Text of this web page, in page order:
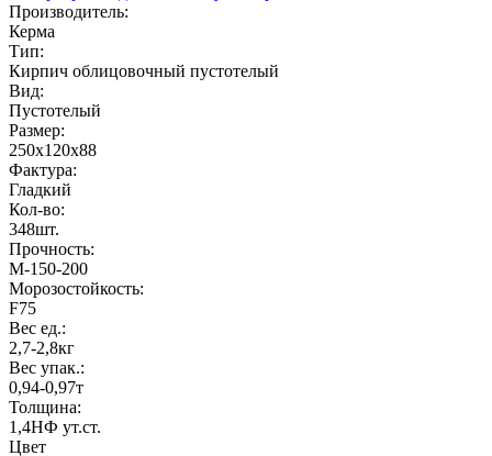
Производитель:
Керма
Тип:
Кирпич облицовочный пустотелый
Вид:
Пустотелый
Размер:
250x120x88
Фактура:
Гладкий
Кол-во:
348шт.
Прочность:
М-150-200
Морозостойкость:
F75
Вес ед.:
2,7-2,8кг
Вес упак.:
0,94-0,97т
Толщина:
1,4НФ ут.ст.
Цвет